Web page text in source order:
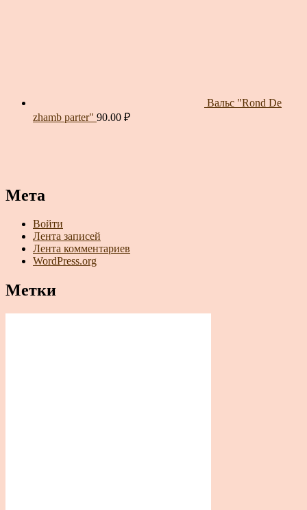
Вальс "Rond De
zhamb parter" 90.00 ₽
Мета
Войти
Лента записей
Лента комментариев
WordPress.org
Метки